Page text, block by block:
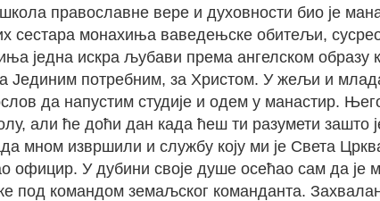
православне вере и духовности био је
сестара монахиња ваведењске обитељи,
једна искра љубави према ангелском образу
Јединим потребним, за Христом. У жељи и
да напустим студије и одем у манастир.
али ће доћи дан када ћеш ти разумети зашто
мном извршили и службу коју ми је Света
официр. У дубини своје душе осећао сам да је
под командом земаљског команданта.